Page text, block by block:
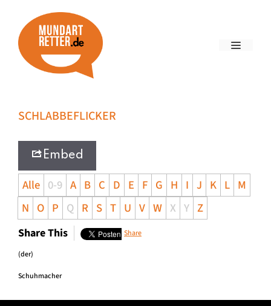
SCHLABBEFLICKER
Embed
Alle 0-9 A B C D E F G H I J K L M
N O P Q R S T U V W X Y Z
Share This Share
(der)
Schuhmacher